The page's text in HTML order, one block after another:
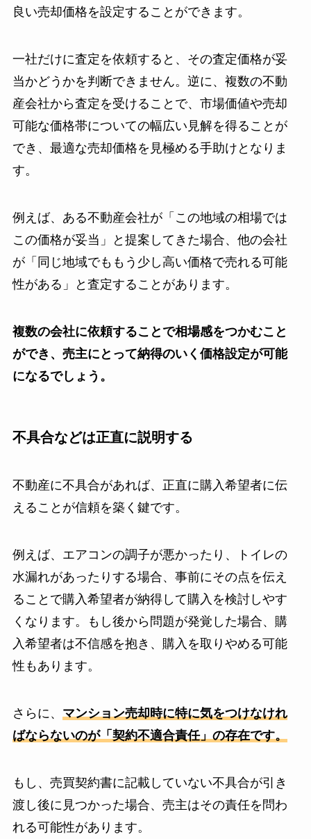
良い売却価格を設定することができます。
一社だけに査定を依頼すると、その査定価格が妥
当かどうかを判断できません。逆に、複数の不動
産会社から査定を受けることで、市場価値や売却
可能な価格帯についての幅広い見解を得ることが
でき、最適な売却価格を見極める手助けとなりま
す。
例えば、ある不動産会社が「この地域の相場では
この価格が妥当」と提案してきた場合、他の会社
が「同じ地域でももう少し高い価格で売れる可能
性がある」と査定することがあります。
複数の会社に依頼することで相場感をつかむこと
ができ、売主にとって納得のいく価格設定が可能
になるでしょう。
不具合などは正直に説明する
不動産に不具合があれば、正直に購入希望者に伝
えることが信頼を築く鍵です。
例えば、エアコンの調子が悪かったり、トイレの
水漏れがあったりする場合、事前にその点を伝え
ることで購入希望者が納得して購入を検討しやす
くなります。もし後から問題が発覚した場合、購
入希望者は不信感を抱き、購入を取りやめる可能
性もあります。
さらに、 マンション売却時に特に気をつけなけれ
ばならないのが「契約不適合責任」の存在です。
もし、売買契約書に記載していない不具合が引き
渡し後に見つかった場合、売主はその責任を問わ
れる可能性があります。